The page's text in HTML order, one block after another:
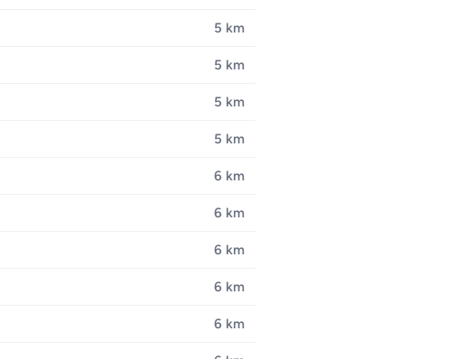
5 km
5 km
5 km
5 km
6 km
6 km
6 km
6 km
6 km